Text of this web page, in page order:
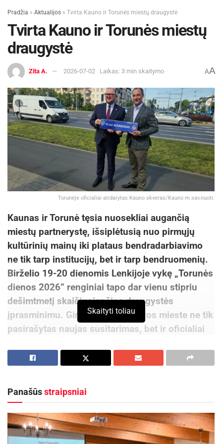
Pradžia » Aktualijos » Tvirta Kauno ir Torunės miestų draugystė
Tvirta Kauno ir Torunės miestų
draugystė
Zita A. 2026-07-02 Laikas: 3 min skaitymo AA
Torunėje oficialiai atidarytas Kauno skveras/Kauno m.sav.nuotr.
Kaunas ir Torunė tęsia nuosekliai augančią
miestų partnerystę, išsiplėtusią nuo pirmųjų
kultūrinių mainų iki plataus bendradarbiavimo
ne tik tarp institucijų, bet ir tarp bendruomenių.
Birželio 19-20 dienomis Lenkijoje vykę „Torunės
dienos 2026” renginiai tapo dar vienu stipriu
dešimtmetį skaičiuojančios draugystės
įprasminimu. Giminingame Hanzos mieste ne tik
pasirašytas naujas susitarimas, bet ir oficialiai
Birželio 19 d. broliškame mieste pasirašytas
protokolas, žymintis naują, ilgametį bendrystės
Kauno bendradarbiavimo plėtrą į regioninį
lygmenį.
Skaityti toliau
Panašūsstraipsniai